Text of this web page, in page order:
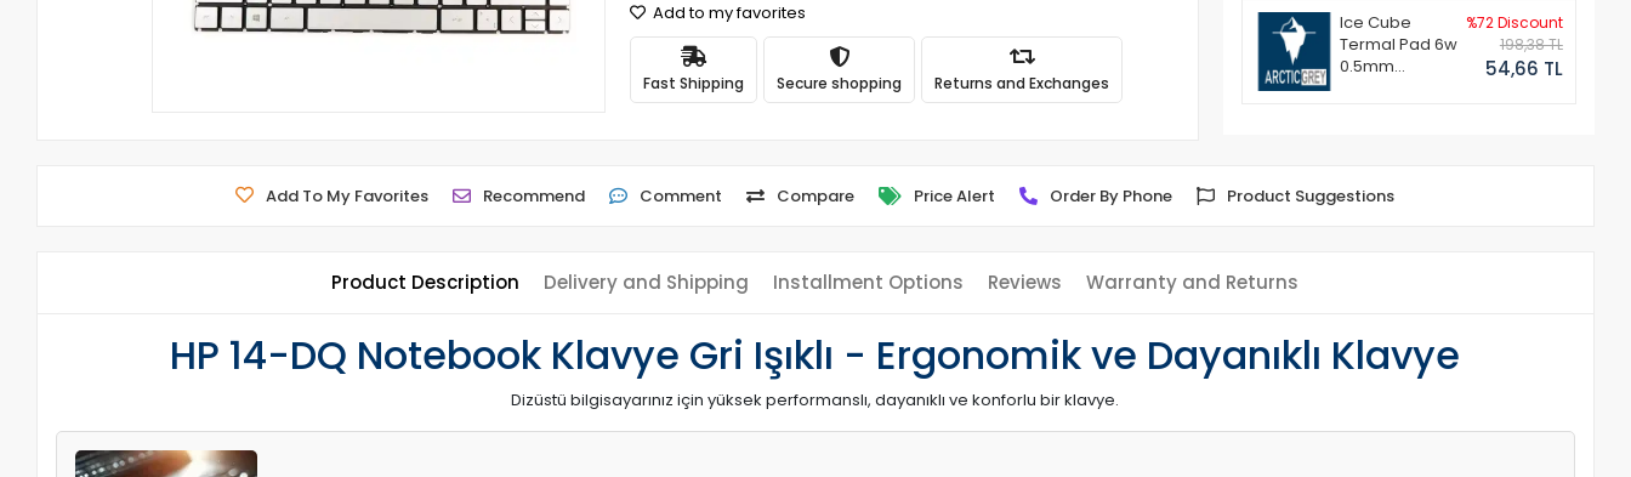
Add to my favorites
Fast Shipping Secure shopping Returns and Exchanges
Ice Cube
Termal Pad 6w
0.5mm
%72 Discount
198,38 TL
54,66 TL
Add To My Favorites Recommend Comment Compare Price Alert Order By Phone Product Suggestions
Product Description Delivery and Shipping Installment Options Reviews Warranty and Returns
HP 14-DQ Notebook Klavye Gri Işıklı - Ergonomik ve Dayanıklı Klavye
Dizüstü bilgisayarınız için yüksek performanslı, dayanıklı ve konforlu bir klavye.